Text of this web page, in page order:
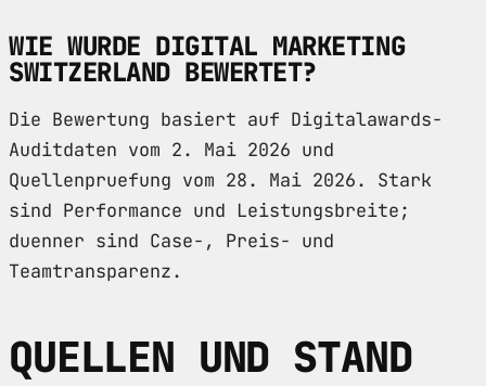
WIE WURDE DIGITAL MARKETING
SWITZERLAND BEWERTET?
Die Bewertung basiert auf Digitalawards-
Auditdaten vom 2. Mai 2026 und
Quellenpruefung vom 28. Mai 2026. Stark
sind Performance und Leistungsbreite;
duenner sind Case-, Preis- und
Teamtransparenz.
QUELLEN UND STAND